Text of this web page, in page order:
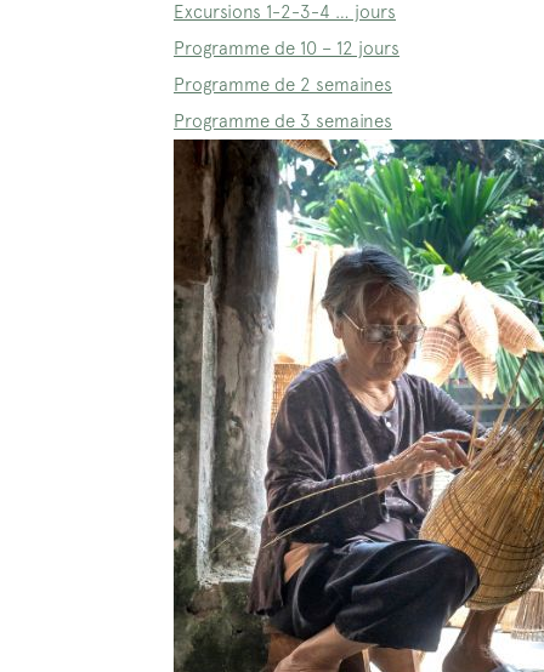
Excursions 1-2-3-4 … jours
Programme de 10 – 12 jours
Programme de 2 semaines
Programme de 3 semaines